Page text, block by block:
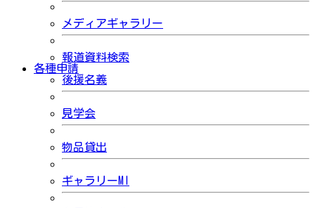
メディアギャラリー
報道資料検索
各種申請
後援名義
見学会
物品貸出
ギャラリーMI